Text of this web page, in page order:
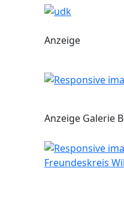
Anzeige
Anzeige Galerie
Freundeskreis